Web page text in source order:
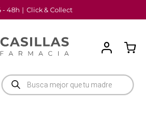
- 48h | Click & Collect
Búsqueda
de
productos